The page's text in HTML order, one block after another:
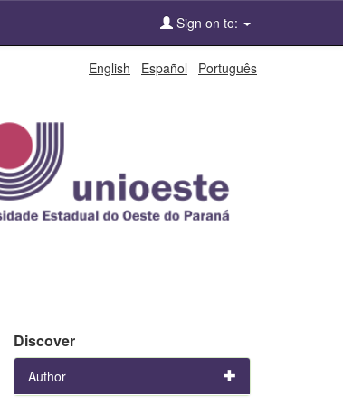
Sign on to:
English Español Português
Discover
Author